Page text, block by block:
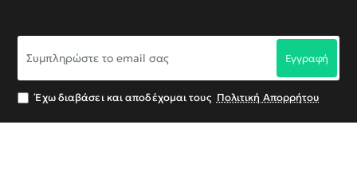
το
σας
Εγγραφή
Έχω διαβάσει και αποδέχομαι τους Πολιτική Απορρήτου